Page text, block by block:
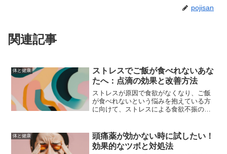
pojisan
関連記事
体と健康
ストレスでご飯が食べれないあな
たへ：点滴の効果と改善方法
ストレスが原因で食欲がなくなり、ご飯
が食べれないという悩みを抱えている方
に向けて、ストレスによる食欲不振の原
ための具体的な方法を紹介します。
体と健康
頭痛薬が効かない時に試したい！
効果的なツボと対処法